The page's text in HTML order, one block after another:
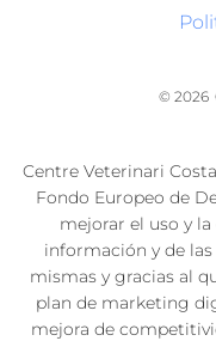
© 2026
Centre Veterinari
Fondo Europeo de
mejorar el uso y
información y de
mismas y gracias al
plan de marketing
mejora de